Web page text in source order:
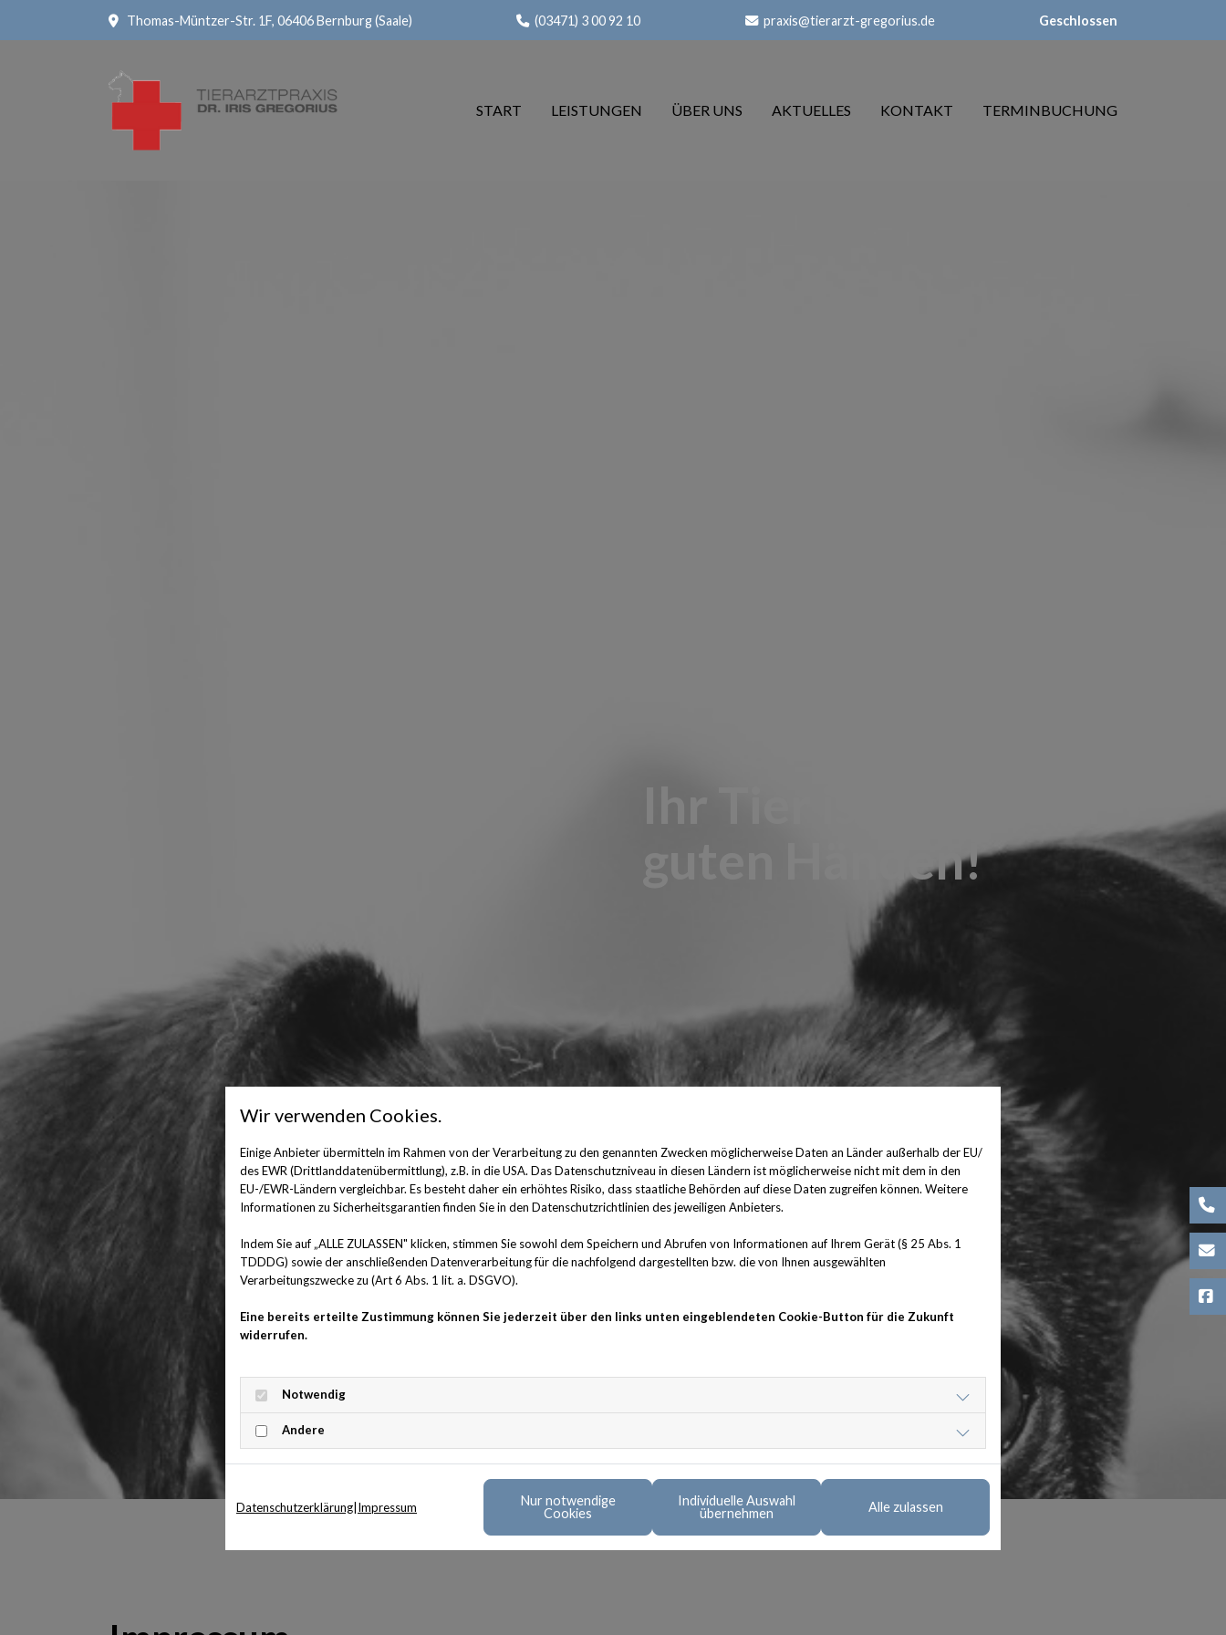
Thomas-Müntzer-Str. 1F, 06406 Bernburg (Saale) (03471) 3 00 92 10 praxis@tierarzt-gregorius.de Geschlossen
START LEISTUNGEN ÜBER UNS AKTUELLES KONTAKT TERMINBUCHUNG
guten Händen!
Wir verwenden Cookies.
Einige Anbieter übermitteln im Rahmen von der Verarbeitung zu den genannten Zwecken möglicherweise Daten an Länder außerhalb der EU/
des EWR (Drittlanddatenübermittlung), z.B. in die USA. Das Datenschutzniveau in diesen Ländern ist möglicherweise nicht mit dem in den
EU-/EWR-Ländern vergleichbar. Es besteht daher ein erhöhtes Risiko, dass staatliche Behörden auf diese Daten zugreifen können. Weitere
Informationen zu Sicherheitsgarantien finden Sie in den Datenschutzrichtlinien des jeweiligen Anbieters.
Indem Sie auf „ALLE ZULASSEN" klicken, stimmen Sie sowohl dem Speichern und Abrufen von Informationen auf Ihrem Gerät (§ 25 Abs. 1
TDDDG) sowie der anschließenden Datenverarbeitung für die nachfolgend dargestellten bzw. die von Ihnen ausgewählten
Verarbeitungszwecke zu (Art 6 Abs. 1 lit. a. DSGVO).
Eine bereits erteilte Zustimmung können Sie jederzeit über den links unten eingeblendeten Cookie-Button für die Zukunft
widerrufen.
Notwendig
Andere
Datenschutzerklärung Impressum
Nur notwendige
Cookies
Individuelle Auswahl
übernehmen
Alle zulassen